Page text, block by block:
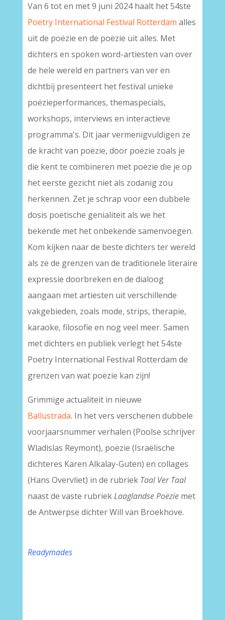
Van 6 tot en met 9 juni 2024 haalt het 54ste
Poetry International Festival Rotterdam alles
uit de poëzie en de poëzie uit alles. Met
dichters en spoken word-artiesten van over
de hele wereld en partners van ver en
dichtbij presenteert het festival unieke
poëzieperformances, themaspecials,
workshops, interviews en interactieve
programma's. Dit jaar vermenigvuldigen ze
de kracht van poëzie, door poëzie zoals je
die kent te combineren met poëzie die je op
het eerste gezicht niet als zodanig zou
herkennen. Zet je schrap voor een dubbele
dosis poëtische genialiteit als we het
bekende met het onbekende samenvoegen.
Kom kijken naar de beste dichters ter wereld
als ze de grenzen van de traditionele literaire
expressie doorbreken en de dialoog
aangaan met artiesten uit verschillende
vakgebieden, zoals mode, strips, therapie,
karaoke, filosofie en nog veel meer. Samen
met dichters en publiek verlegt het 54ste
Poetry International Festival Rotterdam de
grenzen van wat poëzie kan zijn!
Grimmige actualiteit in nieuwe
Ballustrada. In het vers verschenen dubbele
voorjaarsnummer verhalen (Poolse schrijver
Wladislas Reymont), poëzie (Israëlische
dichteres Karen Alkalay-Guten) en collages
(Hans Overvliet) in de rubriek Taal Ver Taal
naast de vaste rubriekLaaglandse Poëziemet
de Antwerpse dichter Will van Broekhove.
Readymades